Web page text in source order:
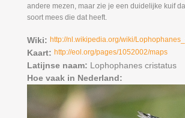
andere mezen, maar zie je een duidelijke kuif
soort mees die dat heeft.
Wiki: http://nl.wikipedia.org/wiki/
Kaart: http://eol.org/pages/1052002/maps
Latijnse naam: Lophophanes cristatus
Hoe vaak in Nederland: